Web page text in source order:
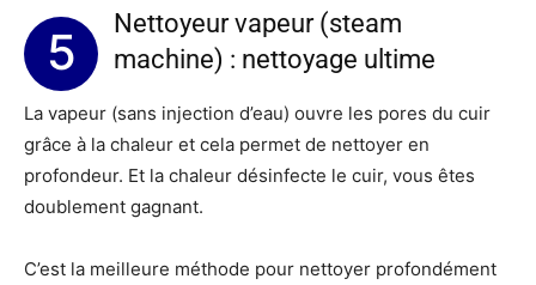
5
Nettoyeur vapeur (steam
machine) : nettoyage ultime
La vapeur (sans injection d’eau) ouvre les pores du cuir
grâce à la chaleur et cela permet de nettoyer en
profondeur. Et la chaleur désinfecte le cuir, vous êtes
doublement gagnant.
C’est la meilleure méthode pour nettoyer profondément